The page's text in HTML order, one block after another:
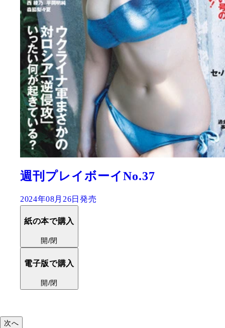
『週刊プレイボーイPREMIUM
期グラビア傑作選』
2024年08月05日発売
紙の本で購入
開/閉
電子版で購入
次へ